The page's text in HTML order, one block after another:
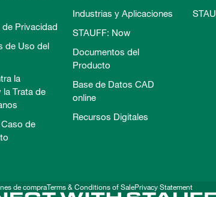
de Privacidad
de Uso del
la
la Trata de
de
Industrias y Aplicaciones
STAUFF: Now
Documentos del
Producto
Base de Datos CAD
online
Recursos Digitales
de compraTerms & Conditions of SalePrivacy Statement